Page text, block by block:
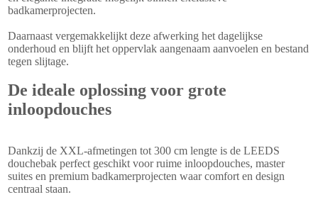
badkamerprojecten.
Daarnaast vergemakkelijkt deze afwerking het dagelijkse
onderhoud en blijft het oppervlak aangenaam aanvoelen en bestand
tegen slijtage.
De ideale oplossing voor grote
inloopdouches
Dankzij de XXL-afmetingen tot 300 cm lengte is de LEEDS
douchebak perfect geschikt voor ruime inloopdouches, master
suites en premium badkamerprojecten waar comfort en design
centraal staan.